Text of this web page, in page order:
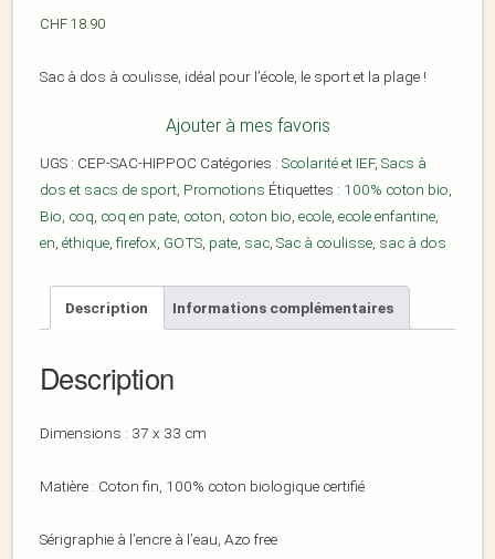
CHF 18.90
Sac à dos à coulisse, idéal pour l’école, le sport et la plage !
Ajouter à mes favoris
UGS : CEP-SAC-HIPPOC Catégories : Scolarité et IEF, Sacs à
dos et sacs de sport, Promotions Étiquettes : 100% coton bio,
Bio, coq, coq en pate, coton, coton bio, ecole, ecole enfantine,
en, éthique, firefox, GOTS, pate, sac, Sac à coulisse, sac à dos
Description Informations complémentaires
Description
Dimensions : 37 x 33 cm
Matière : Coton fin, 100% coton biologique certifié
Sérigraphie à l’encre à l’eau, Azo free